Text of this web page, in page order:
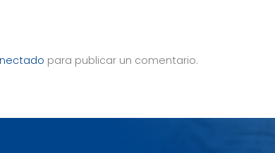
para publicar un comentario.